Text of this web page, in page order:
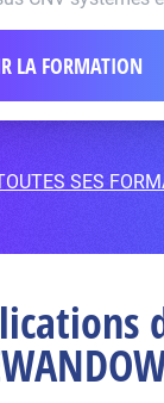
LA FORMATION
SES